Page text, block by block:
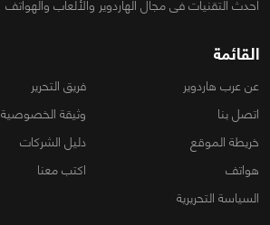
أحدث التقنيات فى مجال الهاردوير والألعاب والهواتف
القائمة
عن عرب هاردوير
فريق التحرير
اتصل بنا
وثيقة الخصوصية
خريطة الموقع
دليل الشركات
هواتف
اكتب معنا
السياسة التحريرية